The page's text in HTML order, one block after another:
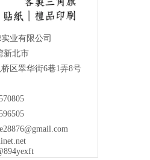
业有限公司
新北市
区翠华街6巷1弄8号